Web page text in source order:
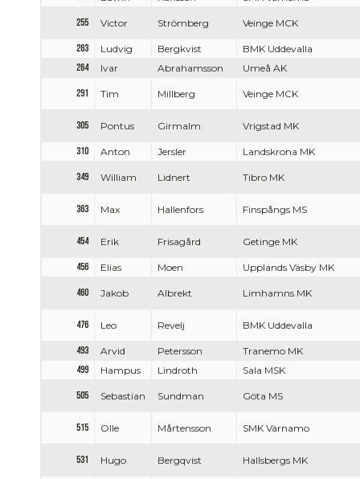
255 Victor Strömberg Veinge MCK
263 Ludvig Bergkvist
BMK Uddevalla
264
Ivar Abrahamsson Umeå AK
291 Tim Millberg Veinge MCK
305 Pontus Girmalm Vrigstad MK
310 Anton Jersler Landskrona MK
349 William Lidnert Tibro MK
363 Max Hallenfors Finspångs MS
454 Erik Frisagård Getinge MK
456 Elias Moen Upplands Väsby MK
460 Jakob Albrekt Limhamns MK
476 Leo Revelj BMK Uddevalla
493 Arvid Petersson
Tranemo MK
499
Hampus Lindroth Sala MSK
505 Sebastian Sundman Göta MS
515 Olle Mårtensson SMK Värnamo
531 Hugo Bergqvist Hallsbergs MK